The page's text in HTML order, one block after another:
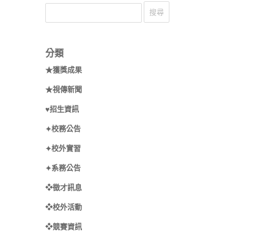
分類
★獲獎成果
★視傳新聞
♥招生資訊
✦校務公告
✦校外實習
✦系務公告
❖徵才訊息
❖校外活動
❖競賽資訊